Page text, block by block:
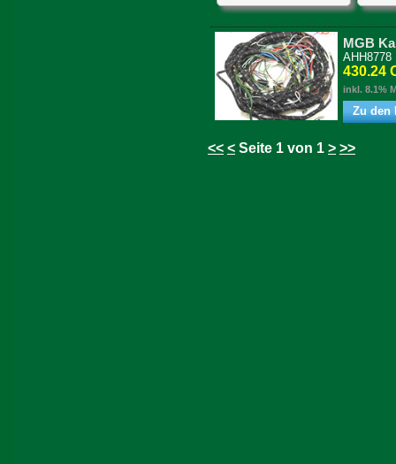
MGB
AHH8778
430.24
inkl. 8.1%
Zu den
<< < Seite 1 von 1 > >>